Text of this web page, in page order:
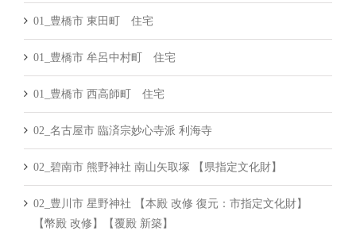
01_豊橋市 東田町 住宅
01_豊橋市 牟呂中村町 住宅
01_豊橋市 西高師町 住宅
02_名古屋市 臨済宗妙心寺派 利海寺
02_碧南市 熊野神社 南山矢取塚 【県指定文化財】
02_豊川市 星野神社 【本殿 改修 復元：市指定文化財】
【幣殿 改修】【覆殿 新築】